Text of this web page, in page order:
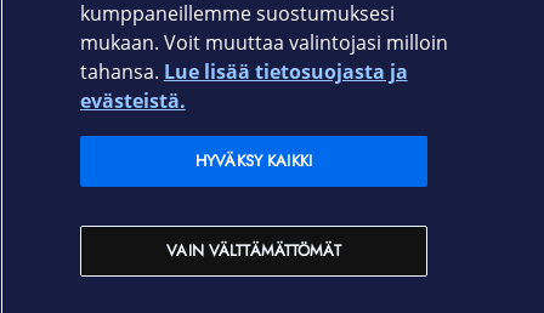
Elisa.fi
Elisa Oyj
Yhteystiedot
kumppaneillemme suostumuksesi
mukaan. Voit muuttaa valintojasi milloin
tahansa. Lue lisää tietosuojasta ja
evästeistä.
VAIN VÄLTTÄMÄTTÖMÄT
HYVÄKSY KAIKKI